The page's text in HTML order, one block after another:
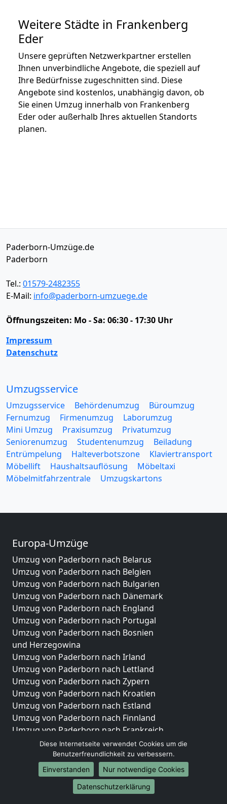
Weitere Städte in Frankenberg
Eder
Unsere geprüften Netzwerkpartner erstellen
Ihnen unverbindliche Angebote, die speziell auf
Ihre Bedürfnisse zugeschnitten sind. Diese
Angebote sind kostenlos, unabhängig davon, ob
Sie einen Umzug innerhalb von Frankenberg
Eder oder außerhalb Ihres aktuellen Standorts
planen.
Paderborn-Umzüge.de
Paderborn
Tel.: 01579-2482355
E-Mail: info@paderborn-umzuege.de
Öffnungszeiten: Mo - Sa: 06:30 - 17:30 Uhr
Impressum
Datenschutz
Umzugsservice
Umzugsservice Behördenumzug
Büroumzug
Fernumzug
Firmenumzug
Laborumzug
Mini Umzug
Praxisumzug
Privatumzug
Seniorenumzug
Studentenumzug
Beiladung
Entrümpelung
Halteverbotszone
Klaviertransport
Möbellift
Haushaltsauflösung
Möbeltaxi
Möbelmitfahrzentrale
Umzugskartons
Europa-Umzüge
Umzug von Paderborn nach Belarus
Umzug von Paderborn nach Belgien
Umzug von Paderborn nach Bulgarien
Umzug von Paderborn nach Dänemark
Umzug von Paderborn nach England
Umzug von Paderborn nach Portugal
Umzug von Paderborn nach Bosnien
und Herzegowina
Umzug von Paderborn nach Irland
Umzug von Paderborn nach Lettland
Umzug von Paderborn nach Zypern
Umzug von Paderborn nach Kroatien
Umzug von Paderborn nach Estland
Umzug von Paderborn nach Finnland
Umzug von Paderborn nach Frankreich
Umzug von Paderborn nach Griechenland
Umzug von Paderborn nach Italien
Umzug von Paderborn nach Liechtenstein
Umzug von Paderborn nach Luxemburg
Umzug von Paderborn nach Niederlande
Diese Internetseite verwendet Cookies um die
Benutzerfreundlichkeit zu verbessern.
Einverstanden
Nur notwendige Cookies
Datenschutzerklärung